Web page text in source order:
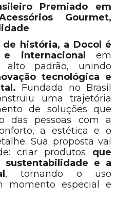
Premiado em
Gourmet,
de história, a Docol é
internacional em
alto padrão, unindo
tecnológica e
Fundada no Brasil
uma trajetória
de soluções que
das pessoas com a
a estética e o
Sua proposta vai
criar produtos que
sustentabilidade e a
, tornando o uso
momento especial e